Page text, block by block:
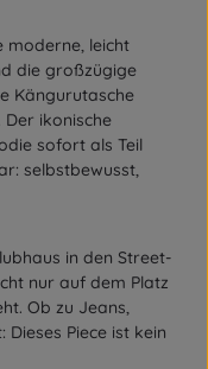
moderne, leicht
die großzügige
Kängurutasche
ikonische
sofort als Teil
selbstbewusst,
in den Street-
nur auf dem Platz
Ob zu Jeans,
Piece ist kein